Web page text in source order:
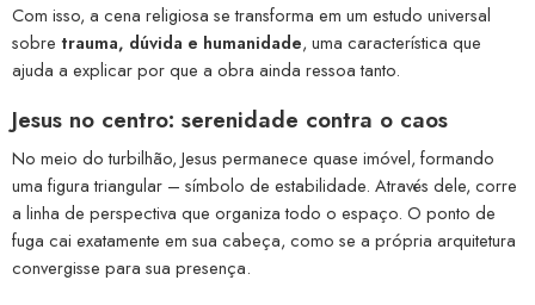
Com isso, a cena religiosa se transforma em um estudo universal
sobre trauma, dúvida e humanidade, uma característica que
ajuda a explicar por que a obra ainda ressoa tanto.
Jesus no centro: serenidade contra o caos
No meio do turbilhão, Jesus permanece quase imóvel, formando
uma figura triangular – símbolo de estabilidade. Através dele, corre
a linha de perspectiva que organiza todo o espaço. O ponto de
fuga cai exatamente em sua cabeça, como se a própria arquitetura
convergisse para sua presença.